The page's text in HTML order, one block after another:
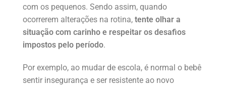
com os pequenos. Sendo assim, quando
ocorrerem alterações na rotina, tente olhar a
situação com carinho e respeitar os desafios
impostos pelo período.
Por exemplo, ao mudar de escola, é normal o bebê
sentir insegurança e ser resistente ao novo